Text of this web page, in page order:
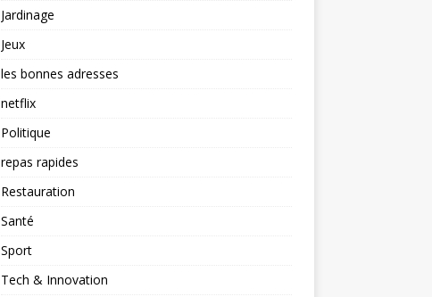
Jardinage
Jeux
les bonnes adresses
netflix
Politique
repas rapides
Restauration
Santé
Sport
Tech & Innovation